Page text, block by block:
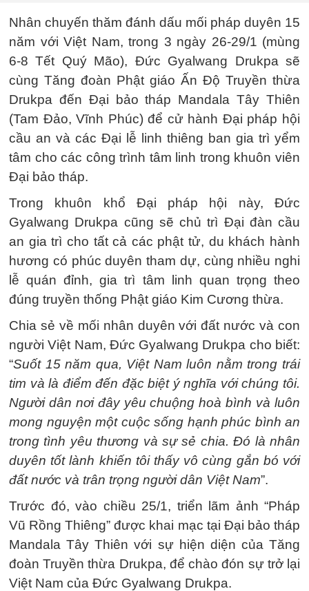
Nhân chuyến thăm đánh dấu mối pháp duyên 15
năm với Việt Nam, trong 3 ngày 26-29/1 (mùng
6-8 Tết Quý Mão), Đức Gyalwang Drukpa sẽ
cùng Tăng đoàn Phật giáo Ấn Độ Truyền thừa
Drukpa đến Đại bảo tháp Mandala Tây Thiên
(Tam Đảo, Vĩnh Phúc) để cử hành Đại pháp hội
cầu an và các Đại lễ linh thiêng ban gia trì yểm
tâm cho các công trình tâm linh trong khuôn viên
Đại bảo tháp.
Trong khuôn khổ Đại pháp hội này, Đức
Gyalwang Drukpa cũng sẽ chủ trì Đại đàn cầu
an gia trì cho tất cả các phật tử, du khách hành
hương có phúc duyên tham dự, cùng nhiều nghi
lễ quán đỉnh, gia trì tâm linh quan trọng theo
đúng truyền thống Phật giáo Kim Cương thừa.
Chia sẻ về mối nhân duyên với đất nước và con
người Việt Nam, Đức Gyalwang Drukpa cho biết:
“Suốt 15 năm qua, Việt Nam luôn nằm trong trái
tim và là điểm đến đặc biệt ý nghĩa với chúng tôi.
Người dân nơi đây yêu chuộng hoà bình và luôn
mong nguyện một cuộc sống hạnh phúc bình an
trong tình yêu thương và sự sẻ chia. Đó là nhân
duyên tốt lành khiến tôi thấy vô cùng gắn bó với
đất nước và trân trọng người dân Việt Nam”.
Trước đó, vào chiều 25/1, triển lãm ảnh “Pháp
Vũ Rồng Thiêng” được khai mạc tại Đại bảo tháp
Mandala Tây Thiên với sự hiện diện của Tăng
đoàn Truyền thừa Drukpa, để chào đón sự trở lại
Việt Nam của Đức Gyalwang Drukpa.